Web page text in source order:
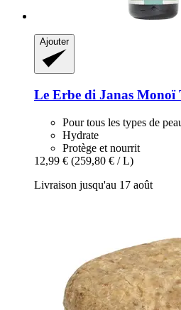
Ajouter
Le Erbe di Janas Monoï
Pour tous les types de
Hydrate
Protège et nourrit
12,99 € (259,80 € / L)
Livraison jusqu'au 17 août